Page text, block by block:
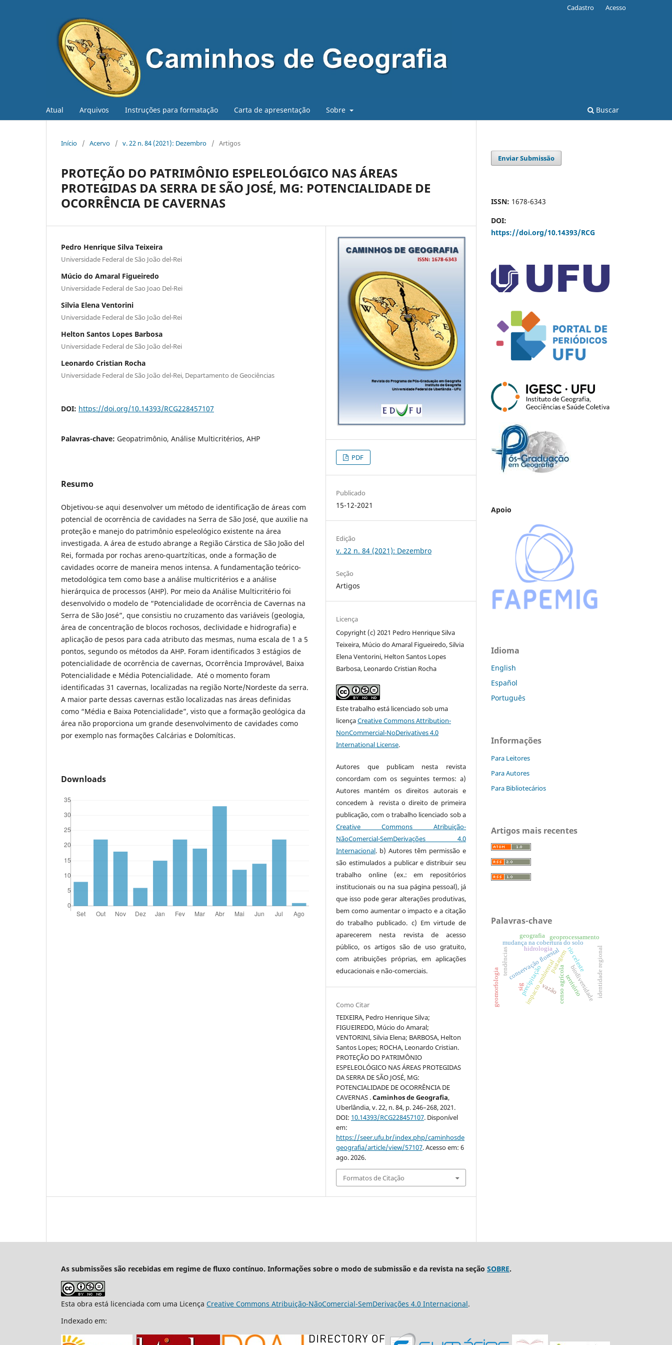
Atual Arquivos Instruções para formatação Carta de apresentação Sobre Buscar
Cadastro Acesso
Início / Acervo / v. 22 n. 84 (2021): Dezembro / Artigos
PROTEÇÃO DO PATRIMÔNIO ESPELEOLÓGICO NAS ÁREAS
PROTEGIDAS DA SERRA DE SÃO JOSÉ, MG: POTENCIALIDADE DE
OCORRÊNCIA DE CAVERNAS
Pedro Henrique Silva Teixeira
Universidade Federal de São João del-Rei
Múcio do Amaral Figueiredo
Universidade Federal de Sao Joao Del-Rei
Silvia Elena Ventorini
Universidade Federal de São João del-Rei
Helton Santos Lopes Barbosa
Universidade Federal de São João del-Rei
Leonardo Cristian Rocha
Universidade Federal de São João del-Rei, Departamento de Geociências
DOI: https://doi.org/10.14393/RCG228457107
Palavras-chave: Geopatrimônio, Análise Multicritérios, AHP
Resumo
Objetivou-se aqui desenvolver um método de identificação de áreas com
potencial de ocorrência de cavidades na Serra de São José, que auxilie na
proteção e manejo do patrimônio espeleológico existente na área
investigada. A área de estudo abrange a Região Cárstica de São João del
Rei, formada por rochas areno-quartzíticas, onde a formação de
cavidades ocorre de maneira menos intensa. A fundamentação teórico-
metodológica tem como base a análise multicritérios e a análise
hierárquica de processos (AHP). Por meio da Análise Multicritério foi
desenvolvido o modelo de “Potencialidade de ocorrência de Cavernas na
Serra de São José”, que consistiu no cruzamento das variáveis (geologia,
área de concentração de blocos rochosos, declividade e hidrografia) e
aplicação de pesos para cada atributo das mesmas, numa escala de 1 a 5
pontos, segundo os métodos da AHP. Foram identificados 3 estágios de
potencialidade de ocorrência de cavernas, Ocorrência Improvável, Baixa
Potencialidade e Média Potencialidade. Até o momento foram
identificadas 31 cavernas, localizadas na região Norte/Nordeste da serra.
A maior parte dessas cavernas estão localizadas nas áreas definidas
como “Média e Baixa Potencialidade”, visto que a formação geológica da
área não proporciona um grande desenvolvimento de cavidades como
por exemplo nas formações Calcárias e Dolomíticas.
Downloads
PDF
Publicado
15-12-2021
Edição
v. 22 n. 84 (2021): Dezembro
Seção
Artigos
Licença
Copyright (c) 2021 Pedro Henrique Silva
Teixeira, Múcio do Amaral Figueiredo, Silvia
Elena Ventorini, Helton Santos Lopes
Barbosa, Leonardo Cristian Rocha
Este trabalho está licenciado sob uma
licençaCreative Commons Attribution-
NonCommercial-NoDerivatives 4.0
International License.
Autores que publicam nesta revista
concordam com os seguintes termos: a)
Autores mantém os direitos autorais e
concedem à revista o direito de primeira
publicação, com o trabalho licenciado sob a
Creative Commons Atribuição-
NãoComercial-SemDerivações 4.0
Internacional. b) Autores têm permissão e
são estimulados a publicar e distribuir seu
trabalho online (ex.: em repositórios
institucionais ou na sua página pessoal), já
que isso pode gerar alterações produtivas,
bem como aumentar o impacto e a citação
do trabalho publicado. c) Em virtude de
aparecerem nesta revista de acesso
público, os artigos são de uso gratuito,
com atribuições próprias, em aplicações
educacionais e não-comerciais.
Como Citar
TEIXEIRA, Pedro Henrique Silva;
FIGUEIREDO, Múcio do Amaral;
VENTORINI, Silvia Elena; BARBOSA, Helton
Santos Lopes; ROCHA, Leonardo Cristian.
PROTEÇÃO DO PATRIMÔNIO
ESPELEOLÓGICO NAS ÁREAS PROTEGIDAS
DA SERRA DE SÃO JOSÉ, MG:
POTENCIALIDADE DE OCORRÊNCIA DE
CAVERNAS .Caminhos de Geografia,
Uberlândia, v. 22, n. 84, p. 246–268, 2021.
DOI: 10.14393/RCG228457107. Disponível
em:
https://seer.ufu.br/index.php/caminhosde
geografia/article/view/57107. Acesso em: 6
ago. 2026.
Formatos de Citação
Enviar Submissão
ISSN: 1678-6343
DOI:
https://doi.org/10.14393/RCG
Apoio
Idioma
English
Español
Português
Informações
Para Leitores
Para Autores
Para Bibliotecários
Artigos mais recentes
Palavras-chave
conservação florestal
impacto ambientalcenso agrícolabiodiversidade
mudança na cobertura do solo
rio celeste
tendências
precipitaçãovazão
geomorfologia
geoprocessamento
hidrologia
território identidade regional
pastagem
geografia
sig
As submissões são recebidas em regime de fluxo contínuo. Informações sobre o modo de submissão e da revista na seção SOBRE.
Esta obra está licenciada com uma Licença Creative Commons Atribuição-NãoComercial-SemDerivações 4.0 Internacional.
Indexado em: